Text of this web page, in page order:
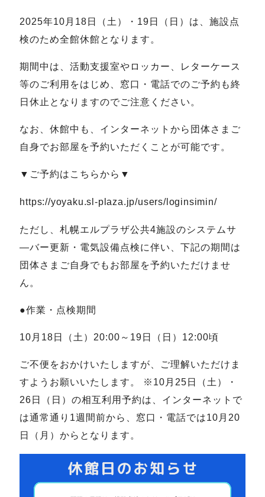
2025年10月18日（土）・19日（日）は、施設点
検のため全館休館となります。
期間中は、活動支援室やロッカー、レターケース
等のご利用をはじめ、窓口・電話でのご予約も終
日休止となりますのでご注意ください。
なお、休館中も、インターネットから団体さまご
自身でお部屋を予約いただくことが可能です。
▼ご予約はこちらから▼
https://yoyaku.sl-plaza.jp/users/loginsimin/
ただし、札幌エルプラザ公共4施設のシステムサ
―バー更新・電気設備点検に伴い、下記の期間は
団体さまご自身でもお部屋を予約いただけませ
ん。
●作業・点検期間
10月18日（土）20:00～19日（日）12:00頃
ご不便をおかけいたしますが、ご理解いただけま
すようお願いいたします。 ※10月25日（土）・
26日（日）の相互利用予約は、インターネットで
は通常通り1週間前から、窓口・電話では10月20
日（月）からとなります。